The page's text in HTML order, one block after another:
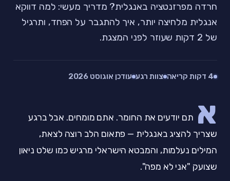
חרדה מפרזנטציה באנגלית? מדריך מעשי: למה דווקא
אנגלית מלחיצה יותר, איך להתגבר על הפחד, ותרגיל
של 2 דקות שעוזר לפני המצגת.
4 דקות קריאה צוות רגע עודכן אוגוסט 2026
א תם יודעים את החומר. אתם מומחים. אבל ברגע
שצריך להציג באנגלית — פתאום הלב רוצה לצאת,
המילים נעלמות, והמבטא הישראלי מרגיש כמו שלט ניאון
שצועק "אני לא מפה".